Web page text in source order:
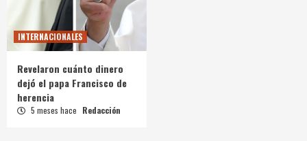
INTERNACIONALES
Revelaron cuánto dinero
dejó el papa Francisco de
herencia
5 meses hace Redacción